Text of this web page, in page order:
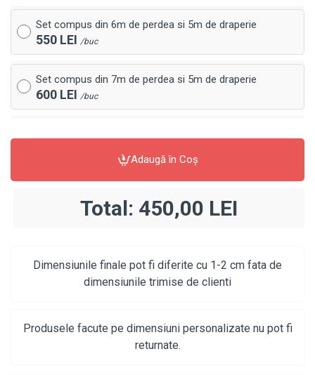
Set compus din 6m de perdea si 5m de draperie
550 LEI /buc
Set compus din 7m de perdea si 5m de draperie
600 LEI /buc
Adaugă în Coş
Total: 450,00 LEI
Dimensiunile finale pot fi diferite cu 1-2 cm fata de
dimensiunile trimise de clienti
Produsele facute pe dimensiuni personalizate nu pot fi
returnate.